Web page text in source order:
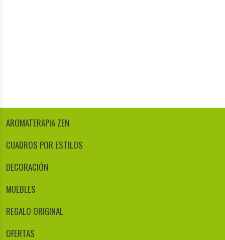
AROMATERAPIA ZEN
CUADROS POR ESTILOS
DECORACIÓN
MUEBLES
REGALO ORIGINAL
OFERTAS